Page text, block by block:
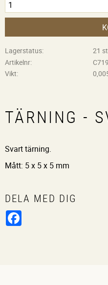
Lagerstatus
21
Artikelnr
Vikt
TÄRNING -
Svart tärning.
Mått: 5 x 5 x 5 mm
DELA MED DIG